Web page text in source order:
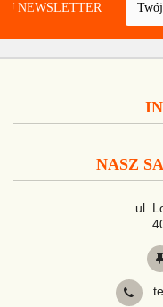
NEWSLETTER
NASZ
ul.